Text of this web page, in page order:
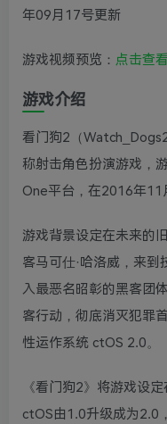
年09月17号更新
游戏视频预览： 点击查看
游戏介绍
看门狗2（
称射击角色扮演游戏，
One平台，在2016年11
游戏背景设定在未来的
客马可仕·哈洛威，来
入最恶名昭彰的黑客团
客行动，彻底消灭犯罪
性运作系统 ctOS 2.0。
《看门狗2》将游戏设
ctOS由1.0升级成为2.0